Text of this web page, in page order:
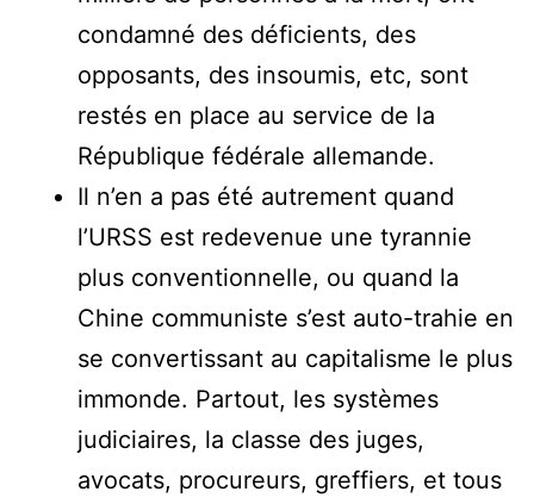
condamné des déficients, des
opposants, des insoumis, etc, sont
restés en place au service de la
République fédérale allemande.
Il n’en a pas été autrement quand
l’URSS est redevenue une tyrannie
plus conventionnelle, ou quand la
Chine communiste s’est auto-trahie en
se convertissant au capitalisme le plus
immonde. Partout, les systèmes
judiciaires, la classe des juges,
avocats, procureurs, greffiers, et tous